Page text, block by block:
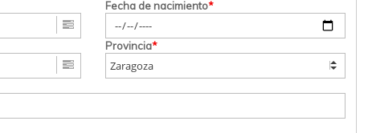
Fecha de nacimiento*
Provincia*